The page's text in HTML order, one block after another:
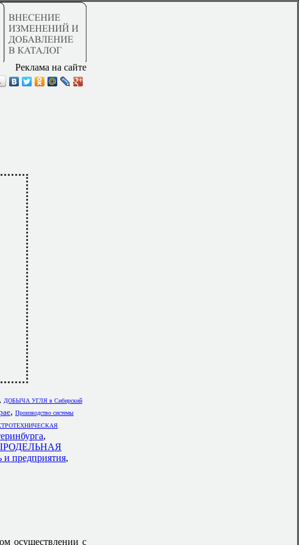
Реклама на сайте
, ДОБЫЧА УГЛЯ в Сибирский
, Производство системы
,
и предприятия,
осуществлении с